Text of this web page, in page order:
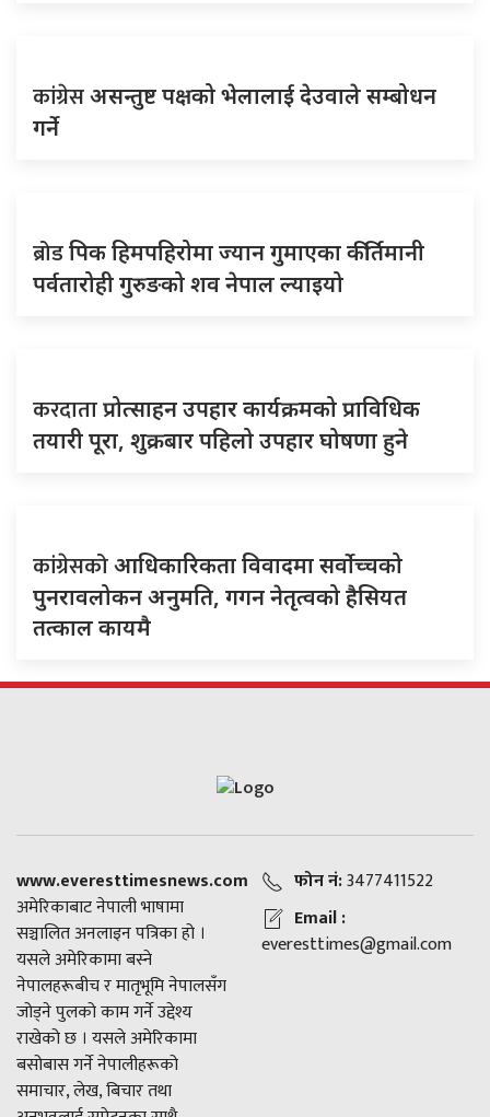
कांग्रेसअसन्तुष्ट पक्षको भेलालाई देउवाले सम्बोधन
गर्ने
ब्रोडपिक हिमपहिरोमा ज्यान गुमाएका कीर्तिमानी
पर्वतारोही गुरुङको शव नेपाल ल्याइयो
करदाताप्रोत्साहन उपहार कार्यक्रमको प्राविधिक
तयारी पूरा, शुक्रबार पहिलो उपहार घोषणा हुने
कांग्रेसकोआधिकारिकता विवादमा सर्वोच्चको
पुनरावलोकन अनुमति, गगन नेतृत्वको हैसियत
तत्काल कायमै
www.everesttimesnews.com
अमेरिकाबाट नेपाली भाषामा
सञ्चालित अनलाइन पत्रिका हो ।
यसले अमेरिकामा बस्ने
नेपालहरूबीच र मातृभूमि नेपालसँग
जोड्ने पुलको काम गर्ने उद्देश्य
राखेको छ । यसले अमेरिकामा
बसोबास गर्ने नेपालीहरूको
समाचार, लेख, बिचार तथा
फोन नं:3477411522
Email :
everesttimes@gmail.com